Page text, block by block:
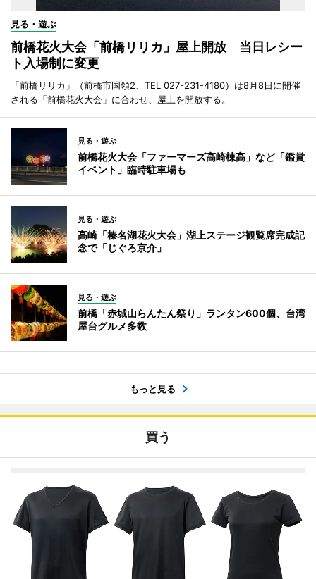
見る・遊ぶ
前橋花火大会「前橋リリカ」屋上開放 当日レシー
ト入場制に変更
「前橋リリカ」（前橋市国領2、TEL 027-231-4180）は8月8日に開催
される「前橋花火大会」に合わせ、屋上を開放する。
見る・遊ぶ
前橋花火大会「ファーマーズ高崎棟高」など「鑑賞
イベント」臨時駐車場も
見る・遊ぶ
高崎「榛名湖花火大会」湖上ステージ観覧席完成記
念で「じぐろ京介」
見る・遊ぶ
前橋「赤城山らんたん祭り」ランタン600個、台湾
屋台グルメ多数
もっと見る
買う